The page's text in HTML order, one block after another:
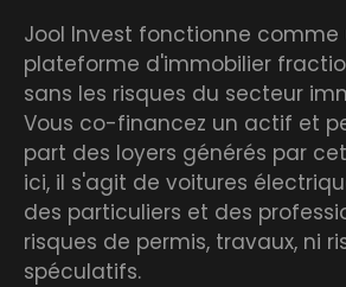
Jool Invest fonctionne comme
plateforme d'immobilier
sans les risques du secteur
Vous co-financez un actif et
part des loyers générés par
ici, il s'agit de voitures
des particuliers et des
risques de permis, travaux, ni
spéculatifs.